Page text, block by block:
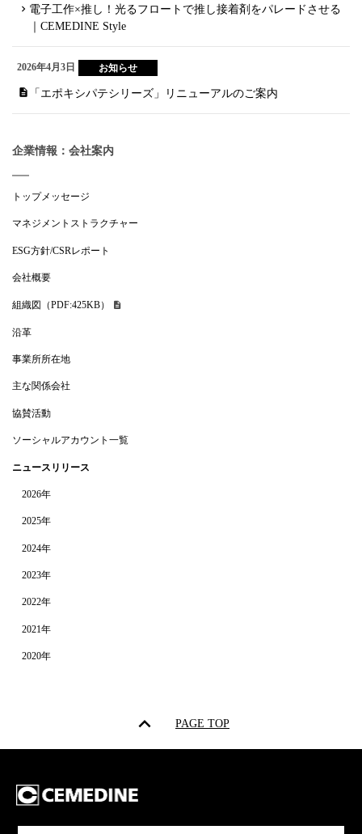
電子工作×推し！光るフロートで推し接着剤をパレードさせる
｜CEMEDINE Style
2026年4月3日 お知らせ
「エポキシパテシリーズ」リニューアルのご案内
企業情報：会社案内
トップメッセージ
マネジメントストラクチャー
ESG方針/CSRレポート
会社概要
組織図（PDF:425KB）
沿革
事業所所在地
主な関係会社
協賛活動
ソーシャルアカウント一覧
ニュースリリース
2026年
2025年
2024年
2023年
2022年
2021年
2020年
PAGE TOP